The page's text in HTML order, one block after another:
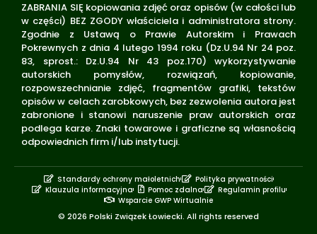
ZABRANIA SIĘ kopiowania zdjęć oraz opisów (w całości lub
w części) BEZ ZGODY właściciela i administratora strony.
Zgodnie z Ustawą o Prawie Autorskim i Prawach
Pokrewnych z dnia 4 lutego 1994 roku (Dz.U.94 Nr 24 poz.
83, sprost.: Dz.U.94 Nr 43 poz.170) wykorzystywanie
autorskich pomysłów, rozwiązań, kopiowanie,
rozpowszechnianie zdjęć, fragmentów grafiki, tekstów
opisów w celach zarobkowych, bez zezwolenia autora jest
zabronione i stanowi naruszenie praw autorskich oraz
podlega karze. Znaki towarowe i graficzne są własnością
odpowiednich firm i/lub instytucji.
© 2026 Polski Związek Łowiecki. All rights reserved
Standardy ochrony małoletnich
Polityka prywatności
Klauzula informacyjna
Pomoc zdalna
Regulamin profilu
Wsparcie GWP Wirtualnie